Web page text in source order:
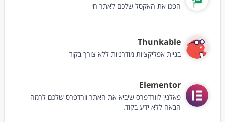
הפכו את האקסל שלכם לאתר חי
Thunkable
בניית אפליקציות מודרניות ללא צורך בקוד
Elementor
פאלגין לוורדפרס שיביא את האתר וורדפרס שלכם לרמה
הבאה ללא ידע בקוד.